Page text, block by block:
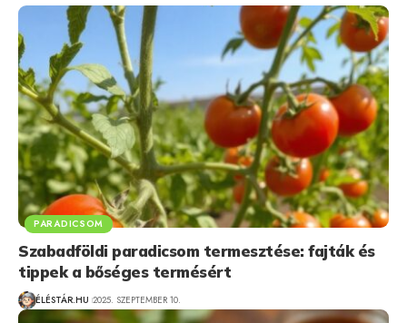
PARADICSOM
Szabadföldi paradicsom termesztése: fajták és
tippek a bőséges termésért
ÉLÉSTÁR.HU 2025. SZEPTEMBER 10.